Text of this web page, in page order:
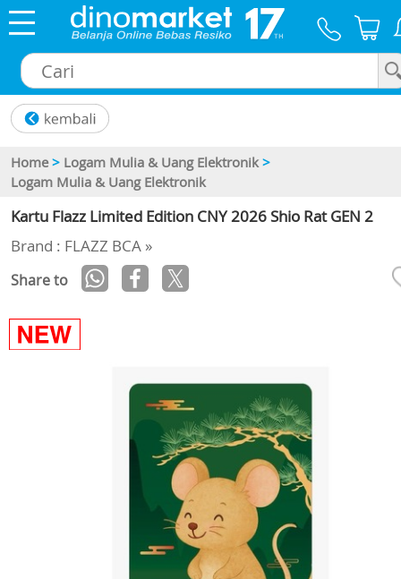
Home > Logam Mulia & Uang Elektronik >
Logam Mulia & Uang Elektronik
Kartu Flazz Limited Edition CNY 2026 Shio Rat GEN 2
Brand : FLAZZ BCA »
Share to